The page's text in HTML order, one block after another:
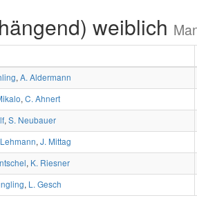
weiblich
, A. Aldermann
, C. Ahnert
, S. Neubauer
, J. Mittag
, K. Riesner
, L. Gesch